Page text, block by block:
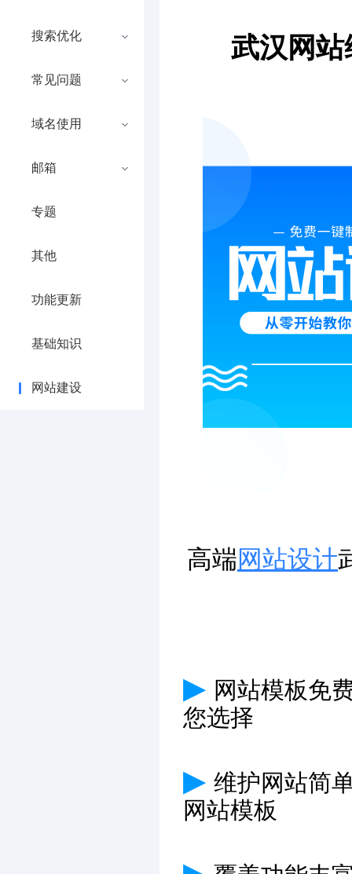
搜索优化
常见问题
域名使用
邮箱
专题
其他
功能更新
基础知识
网站建设
武汉网站
高端网站设计
▶ 网站模板免
您选择
▶ 维护网站简
网站模板